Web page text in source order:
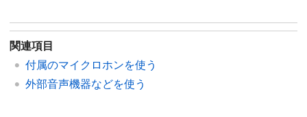
関連項目
付属のマイクロホンを使う
外部音声機器などを使う